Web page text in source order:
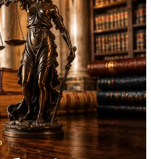
e MPF
e Estadual